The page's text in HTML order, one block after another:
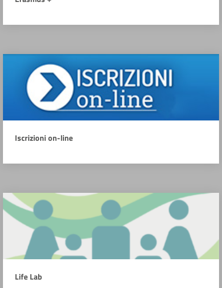
Iscrizioni on-line
Life Lab